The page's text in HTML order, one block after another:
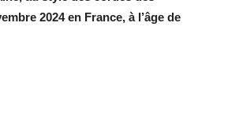
2024 en France, à l’âge de